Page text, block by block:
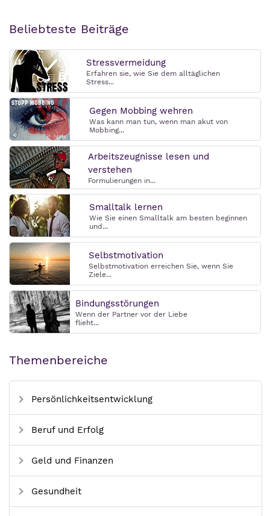
Beliebteste Beiträge
Stressvermeidung
Erfahren sie, wie Sie dem alltäglichen
Stress...
Gegen Mobbing wehren
Was kann man tun, wenn man akut von
Mobbing...
Arbeitszeugnisse lesen und
verstehen
Formulierungen in...
Smalltalk lernen
Wie Sie einen Smalltalk am besten beginnen
und...
Selbstmotivation
Selbstmotivation erreichen Sie, wenn Sie
Ziele...
Bindungsstörungen
Wenn der Partner vor der Liebe
flieht...
Themenbereiche
Persönlichkeitsentwicklung
Beruf und Erfolg
Geld und Finanzen
Gesundheit